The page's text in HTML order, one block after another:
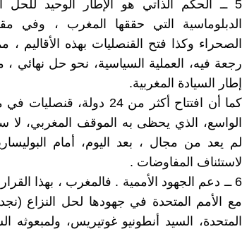
5 ــ الحكم الذاتي هو الإطار الوحيد
الدبلوماسية التي حققها المغرب ، وفي
الصحراء وكذا فتح القنصليات بهذه الأقاليم
رجعة فيه، العملية السياسية، نحو حل نهائي
إطار السيادة المغربية.
كما أن افتتاح أكثر من 24
الواسع، الذي يحظى به الموقف المغربي، لا
لم يعد من مجال ، بعد اليوم، أمام
لاستئناف المفاوضات .
6 ــ دعم الجهود الأممية . فالمغرب ، بهذا
مع الأمم المتحدة في جهودها لحل النزاع (نجدد
المتحدة، السيد أنطونيو غوتيريس،